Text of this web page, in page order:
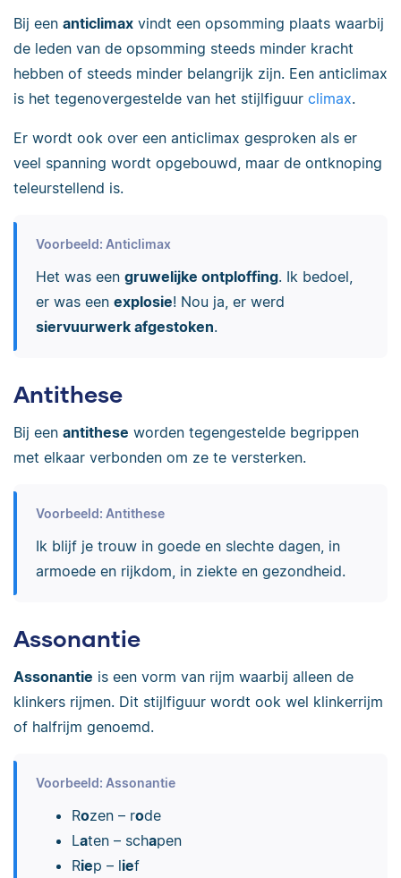
Bij een anticlimax vindt een opsomming plaats waarbij
de leden van de opsomming steeds minder kracht
hebben of steeds minder belangrijk zijn. Een anticlimax
is het tegenovergestelde van het stijlfiguur climax.
Er wordt ook over een anticlimax gesproken als er
veel spanning wordt opgebouwd, maar de ontknoping
teleurstellend is.
Voorbeeld: Anticlimax
Het was een gruwelijke ontploffing. Ik bedoel,
er was een explosie! Nou ja, er werd
siervuurwerk afgestoken.
Antithese
Bij een antithese worden tegengestelde begrippen
met elkaar verbonden om ze te versterken.
Voorbeeld: Antithese
Ik blijf je trouw in goede en slechte dagen, in
armoede en rijkdom, in ziekte en gezondheid.
Assonantie
Assonantie is een vorm van rijm waarbij alleen de
klinkers rijmen. Dit stijlfiguur wordt ook wel klinkerrijm
of halfrijm genoemd.
Voorbeeld: Assonantie
Rozen – rode
Laten – schapen
Riep – lief